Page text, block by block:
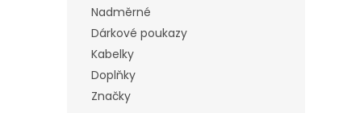
Nadměrné
Dárkové poukazy
Kabelky
Doplňky
Značky